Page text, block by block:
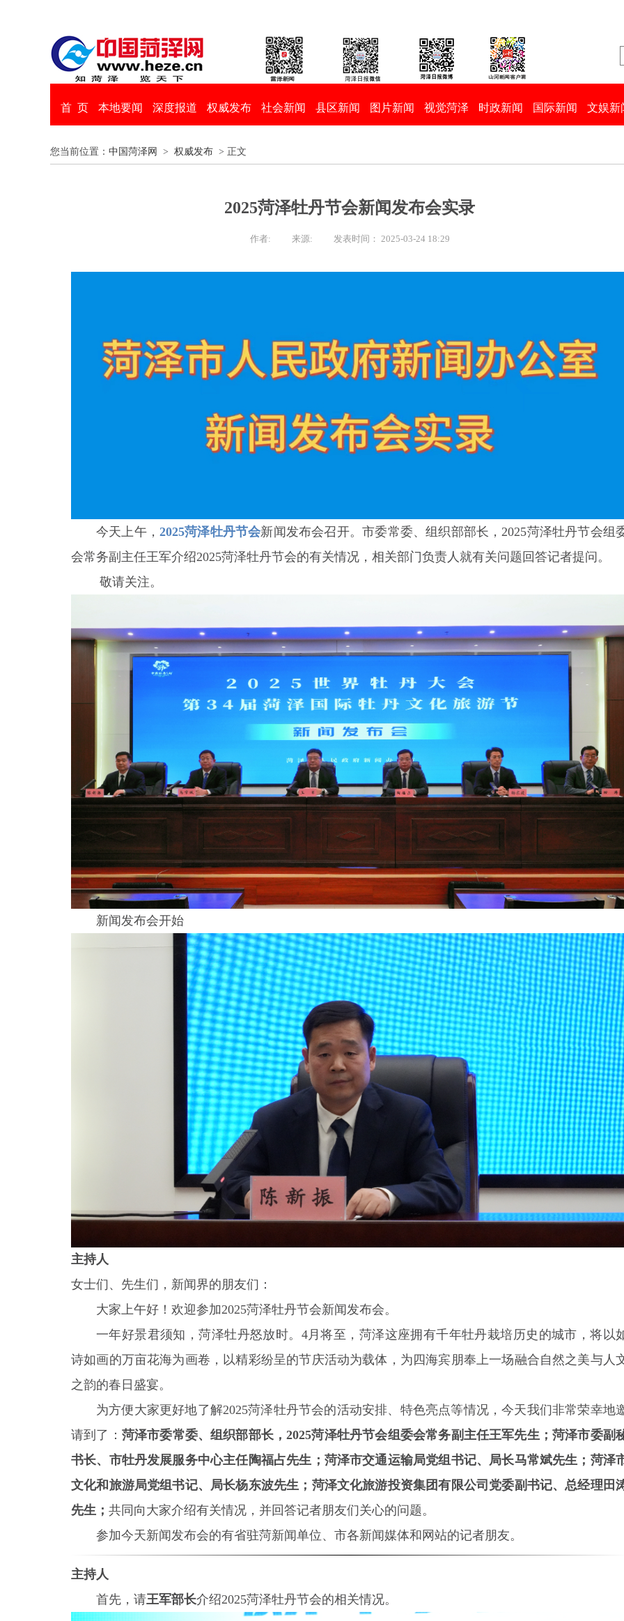
首 页 本地要闻 深度报道 权威发布 社会新闻 县区新闻 图片新闻 视觉菏泽 时政新闻 国际新闻 文娱新
您当前位置： 中国菏泽网 > 权威发布 > 正文
2025菏泽牡丹节会新闻发布会实录
作者: 来源: 发表时间： 2025-03-24 18:29
今天上午，2025菏泽牡丹节会新闻发布会召开。市委常委、组织部部长，2025菏泽牡丹节会组
会常务副主任王军介绍2025菏泽牡丹节会的有关情况，相关部门负责人就有关问题回答记者提问。
敬请关注。
新闻发布会开始
主持人
女士们、先生们，新闻界的朋友们：
大家上午好！欢迎参加2025菏泽牡丹节会新闻发布会。
一年好景君须知，菏泽牡丹怒放时。4月将至，菏泽这座拥有千年牡丹栽培历史的城市，将以
诗如画的万亩花海为画卷，以精彩纷呈的节庆活动为载体，为四海宾朋奉上一场融合自然之美与人
之韵的春日盛宴。
为方便大家更好地了解2025菏泽牡丹节会的活动安排、特色亮点等情况，今天我们非常荣幸地
请到了： 菏泽市委常委、组织部部长，2025菏泽牡丹节会组委会常务副主任王军先生；菏泽市委副
书长、市牡丹发展服务中心主任陶福占先生；菏泽市交通运输局党组书记、局长马常斌先生；菏泽
文化和旅游局党组书记、局长杨东波先生；菏泽文化旅游投资集团有限公司党委副书记、总经理田
先生； 共同向大家介绍有关情况，并回答记者朋友们关心的问题。
参加今天新闻发布会的有省驻菏新闻单位、市各新闻媒体和网站的记者朋友。
主持人
首先，请王军部长介绍2025菏泽牡丹节会的相关情况。